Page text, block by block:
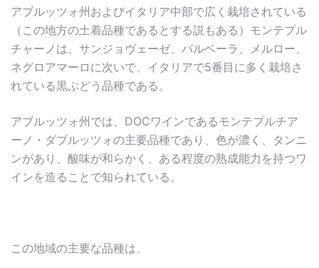
アブルッツォ州およびイタリア中部で広く栽培されている
（この地方の土着品種であるとする説もある）モンテプル
チャーノは、サンジョヴェーゼ、バルベーラ、メルロー、
ネグロアマーロに次いで、イタリアで5番目に多く栽培さ
れている黒ぶどう品種である。
アブルッツォ州では、DOCワインであるモンテプルチア
ーノ・ダブルッツォの主要品種であり、色が濃く、タンニ
ンがあり、酸味が和らかく、ある程度の熟成能力を持つワ
インを造ることで知られている。
この地域の主要な品種は、